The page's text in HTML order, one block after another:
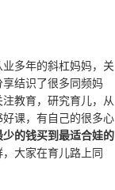
多年的斜杠妈妈，关
结识了很多同频妈
教育，研究育儿，从
课，有自己的很多心
的钱买到最适合娃的
大家在育儿路上同